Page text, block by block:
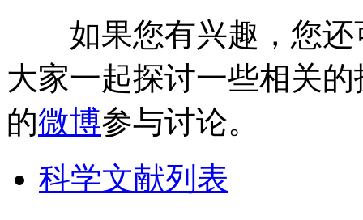
如果您有兴趣，您还
大家一起探讨一些相关
的微博参与讨论。
科学文献列表